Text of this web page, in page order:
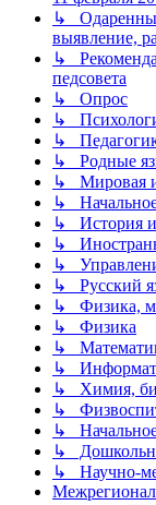
↳
выявление,
↳
педсовета
↳ Опрос
↳
↳
↳ Родные
↳ Мировая и
↳ Начальное
↳ История и
↳
↳
↳ Русский
↳ Физика,
↳ Физика
↳
↳
↳ Химия,
↳
↳ Начальное
↳
↳ Научно-